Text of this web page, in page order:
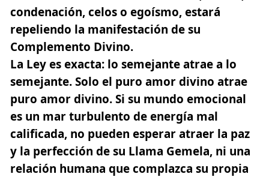
condenación, celos o egoísmo, estará
repeliendo la manifestación de su
Complemento Divino.
La Ley es exacta: lo semejante atrae a lo
semejante. Solo el puro amor divino atrae
puro amor divino. Si su mundo emocional
es un mar turbulento de energía mal
calificada, no pueden esperar atraer la paz
y la perfección de su Llama Gemela, ni una
relación humana que complazca su propia